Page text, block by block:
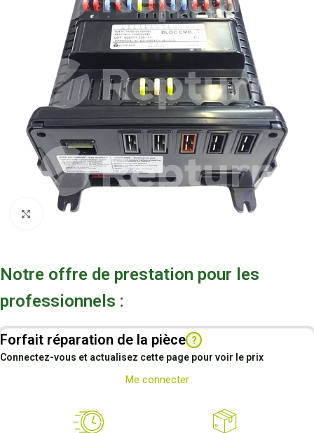
Cliquez pour agrandir
Notre offre de prestation pour les
professionnels :
Forfait réparation de la pièce ?
Connectez-vous et actualisez cette page pour voir le prix
Me connecter